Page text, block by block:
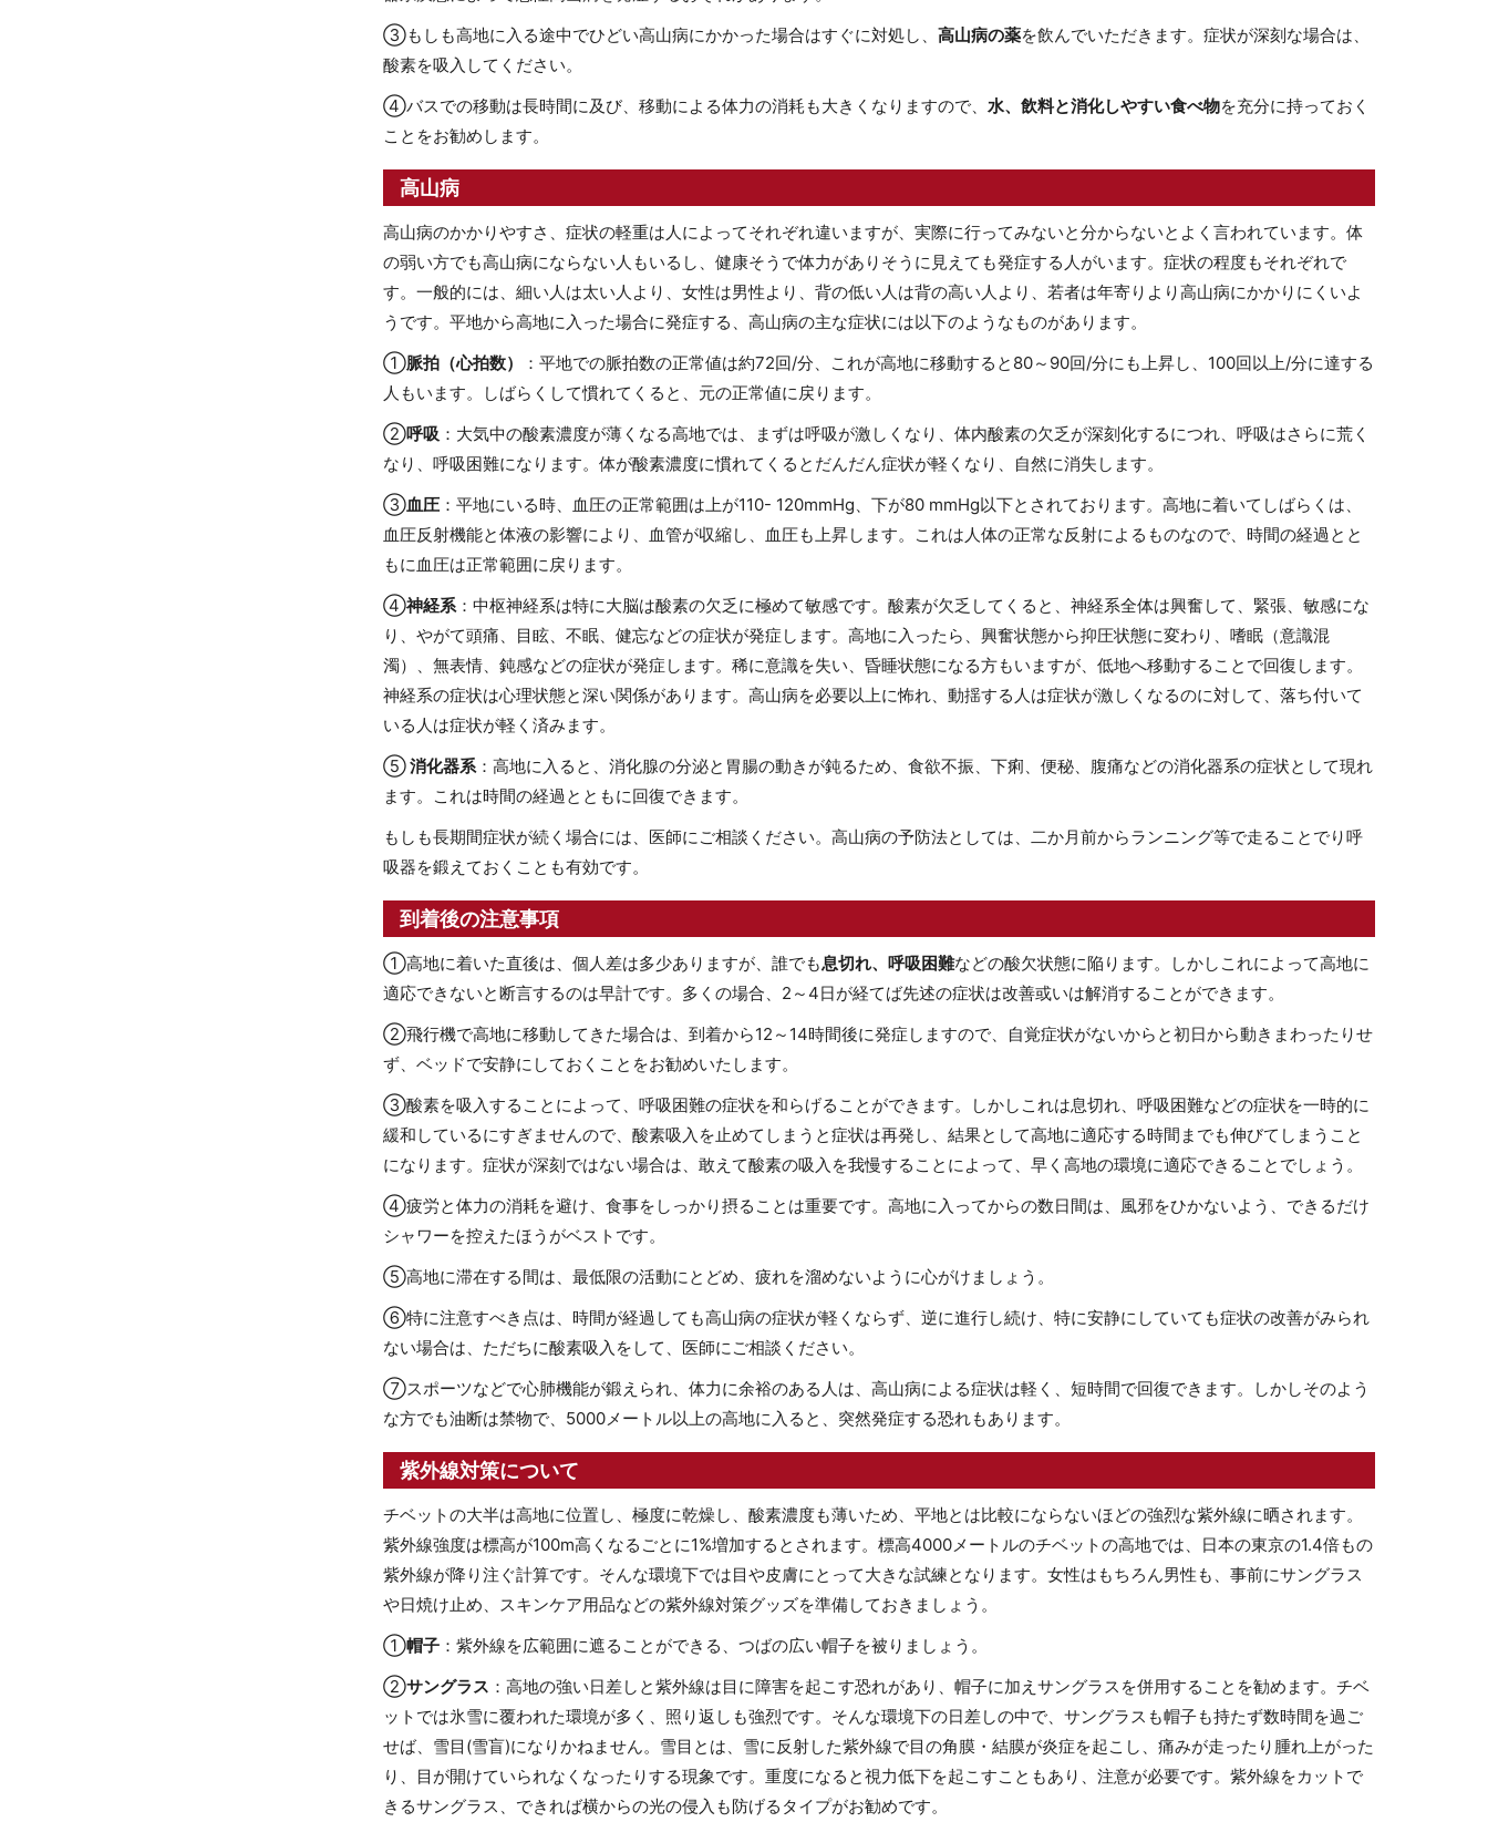
③もしも高地に入る途中でひどい高山病にかかった場合はすぐに対処し、 高山病の薬を飲んでいただきます。症状が深刻な場合は、
酸素を吸入してください。
④バスでの移動は長時間に及び、移動による体力の消耗も大きくなりますので、 水、飲料と消化しやすい食べ物を充分に持っておく
ことをお勧めします。
高山病
高山病のかかりやすさ、症状の軽重は人によってそれぞれ違いますが、実際に行ってみないと分からないとよく言われています。体
の弱い方でも高山病にならない人もいるし、健康そうで体力がありそうに見えても発症する人がいます。症状の程度もそれぞれで
す。一般的には、細い人は太い人より、女性は男性より、背の低い人は背の高い人より、若者は年寄りより高山病にかかりにくいよ
うです。平地から高地に入った場合に発症する、高山病の主な症状には以下のようなものがあります。
①脈拍（心拍数）
：平地での脈拍数の正常値は約72回/分、これが高地に移動すると80～90回/分にも上昇し、100回以上/分に達する
人もいます。しばらくして慣れてくると、元の正常値に戻ります。
②呼吸 ：大気中の酸素濃度が薄くなる高地では、まずは呼吸が激しくなり、体内酸素の欠乏が深刻化するにつれ、呼吸はさらに荒く
なり、呼吸困難になります。体が酸素濃度に慣れてくるとだんだん症状が軽くなり、自然に消失します。
③血圧：平地にいる時、血圧の正常範囲は上が110- 120mmHg、下が80 mmHg以下とされております。高地に着いてしばらくは、
血圧反射機能と体液の影響により、血管が収縮し、血圧も上昇します。これは人体の正常な反射によるものなので、時間の経過とと
もに血圧は正常範囲に戻ります。
④神経系：中枢神経系は特に大脳は酸素の欠乏に極めて敏感です。酸素が欠乏してくると、神経系全体は興奮して、緊張、敏感にな
り、やがて頭痛、目眩、不眠、健忘などの症状が発症します。高地に入ったら、興奮状態から抑圧状態に変わり、嗜眠（意識混
濁）、無表情、鈍感などの症状が発症します。稀に意識を失い、昏睡状態になる方もいますが、低地へ移動することで回復します。
神経系の症状は心理状態と深い関係があります。高山病を必要以上に怖れ、動揺する人は症状が激しくなるのに対して、落ち付いて
いる人は症状が軽く済みます。
⑤消化器系：高地に入ると、消化腺の分泌と胃腸の動きが鈍るため、食欲不振、下痢、便秘、腹痛などの消化器系の症状として現れ
ます。これは時間の経過とともに回復できます。
もしも長期間症状が続く場合には、医師にご相談ください。高山病の予防法としては、二か月前からランニング等で走ることでり呼
吸器を鍛えておくことも有効です。
到着後の注意事項
①高地に着いた直後は、個人差は多少ありますが、誰でも息切れ、呼吸困難などの酸欠状態に陥ります。しかしこれによって高地に
適応できないと断言するのは早計です。多くの場合、2～4日が経てば先述の症状は改善或いは解消することができます。
②飛行機で高地に移動してきた場合は、到着から12～14時間後に発症しますので、自覚症状がないからと初日から動きまわったりせ
ず、ベッドで安静にしておくことをお勧めいたします。
③酸素を吸入することによって、呼吸困難の症状を和らげることができます。しかしこれは息切れ、呼吸困難などの症状を一時的に
緩和しているにすぎませんので、酸素吸入を止めてしまうと症状は再発し、結果として高地に適応する時間までも伸びてしまうこと
になります。症状が深刻ではない場合は、敢えて酸素の吸入を我慢することによって、早く高地の環境に適応できることでしょう。
④疲労と体力の消耗を避け、食事をしっかり摂ることは重要です。高地に入ってからの数日間は、風邪をひかないよう、できるだけ
シャワーを控えたほうがベストです。
⑤高地に滞在する間は、最低限の活動にとどめ、疲れを溜めないように心がけましょう。
⑥特に注意すべき点は、時間が経過しても高山病の症状が軽くならず、逆に進行し続け、特に安静にしていても症状の改善がみられ
ない場合は、ただちに酸素吸入をして、医師にご相談ください。
⑦スポーツなどで心肺機能が鍛えられ、体力に余裕のある人は、高山病による症状は軽く、短時間で回復できます。しかしそのよう
な方でも油断は禁物で、5000メートル以上の高地に入ると、突然発症する恐れもあります。
紫外線対策について
チベットの大半は高地に位置し、極度に乾燥し、酸素濃度も薄いため、平地とは比較にならないほどの強烈な紫外線に晒されます。
紫外線強度は標高が100m高くなるごとに1%増加するとされます。標高4000メートルのチベットの高地では、日本の東京の1.4倍もの
紫外線が降り注ぐ計算です。そんな環境下では目や皮膚にとって大きな試練となります。女性はもちろん男性も、事前にサングラス
や日焼け止め、スキンケア用品などの紫外線対策グッズを準備しておきましょう。
①帽子：紫外線を広範囲に遮ることができる、つばの広い帽子を被りましょう。
②サングラス ：高地の強い日差しと紫外線は目に障害を起こす恐れがあり、帽子に加えサングラスを併用することを勧めます。チベ
ットでは氷雪に覆われた環境が多く、照り返しも強烈です。そんな環境下の日差しの中で、サングラスも帽子も持たず数時間を過ご
せば、雪目(雪盲)になりかねません。雪目とは、雪に反射した紫外線で目の角膜・結膜が炎症を起こし、痛みが走ったり腫れ上がった
り、目が開けていられなくなったりする現象です。重度になると視力低下を起こすこともあり、注意が必要です。紫外線をカットで
きるサングラス、できれば横からの光の侵入も防げるタイプがお勧めです。